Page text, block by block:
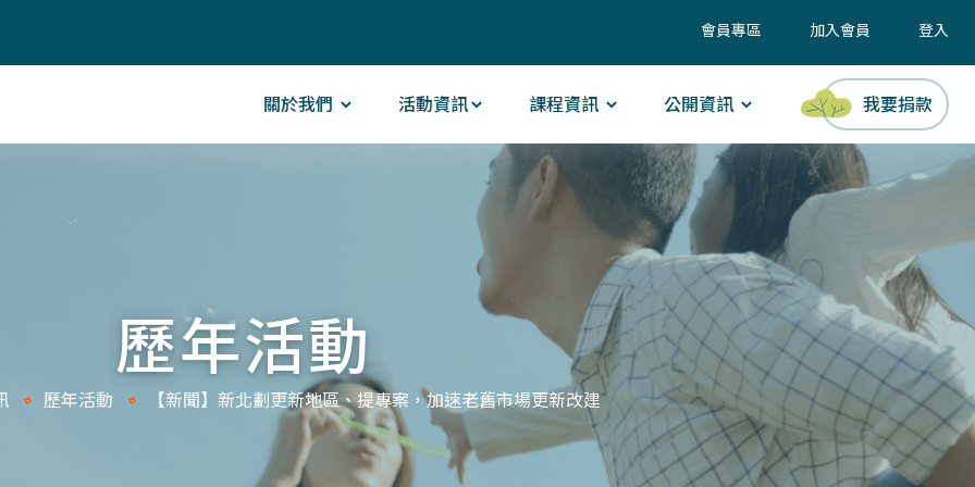
會員專區 加入會員 登入
關於我們 活動資訊 課程資訊 公開資訊 我要捐款
歷年活動
歷年活動 【新聞】新北劃更新地區、提專案，加速老舊市場更新改建